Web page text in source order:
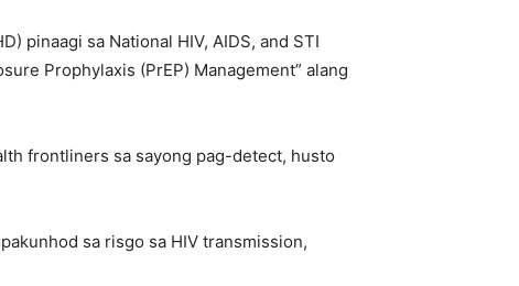
pinaagi sa National HIV, AIDS, and STI
Prophylaxis (PrEP) Management” alang
frontliners sa sayong pag-detect, husto
sa risgo sa HIV transmission,